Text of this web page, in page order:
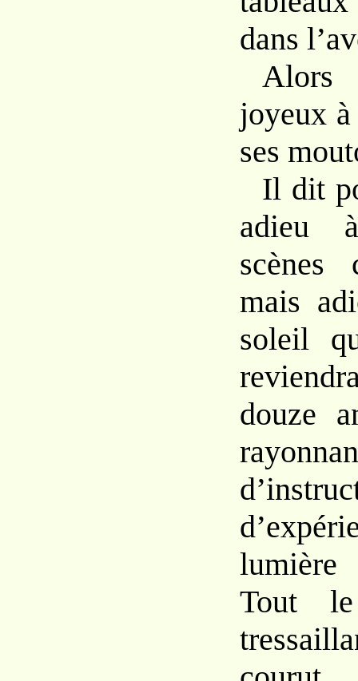
dans
Alors
joyeux
ses
Il dit
adieu
scènes
mais
soleil
douze
Tout